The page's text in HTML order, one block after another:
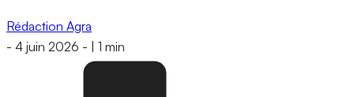
Rédaction Agra
- 4 juin 2026 - 1 min